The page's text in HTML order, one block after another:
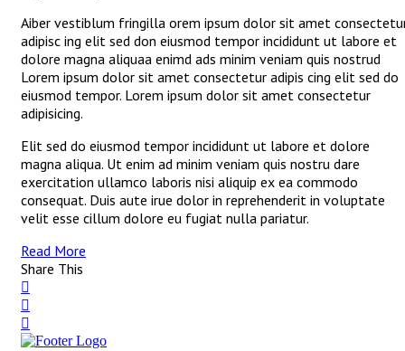
Aiber vestiblum fringilla orem ipsum dolor sit amet
adipisc ing elit sed don eiusmod tempor incididunt ut labore et
dolore magna aliquaa enimd ads minim veniam quis nostrud
Lorem ipsum dolor sit amet consectetur adipis cing elit sed do
eiusmod tempor. Lorem ipsum dolor sit amet consectetur
adipisicing.
Elit sed do eiusmod tempor incididunt ut labore et dolore
magna aliqua. Ut enim ad minim veniam quis nostru dare
exercitation ullamco laboris nisi aliquip ex ea commodo
consequat. Duis aute irue dolor in reprehenderit in voluptate
velit esse cillum dolore eu fugiat nulla pariatur.
Read More
Share This